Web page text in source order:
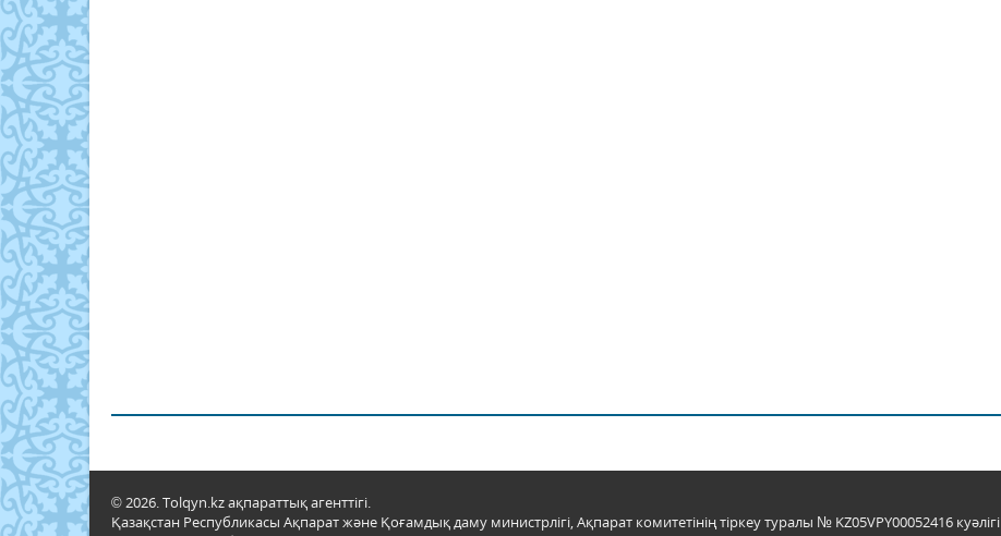
© 2026. Tolqyn.kz ақпараттық агенттігі.
Қазақстан Республикасы Ақпарат және Қоғамдық даму министрлігі, Ақпарат комитетінің тіркеу туралы № KZ05VPY00052416 куәлігі